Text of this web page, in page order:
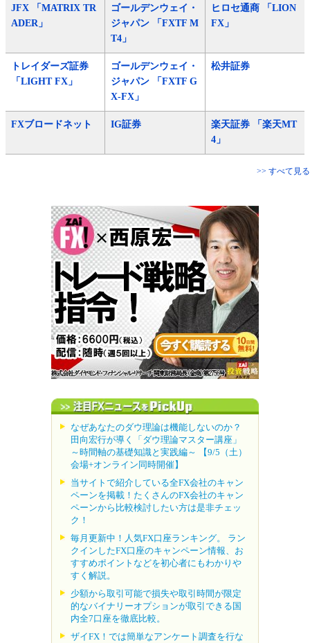
JFX 「MATRIX TR
ADER」
ゴールデンウェイ・
ジャパン 「FXTF M
T4」
ヒロセ通商 「LION
FX」
トレイダーズ証券
「LIGHT FX」
ゴールデンウェイ・
ジャパン 「FXTF G
X-FX」
松井証券
FXブロードネット IG証券
楽天証券 「楽天MT
4」
>> すべて見る
なぜあなたのダウ理論は機能しないのか？
田向宏行が導く「ダウ理論マスター講座」
～時間軸の基礎知識と実践編～ 【9/5（土）
会場+オンライン同時開催】
当サイトで紹介している全FX会社のキャン
ペーンを掲載！たくさんのFX会社のキャン
ペーンから比較検討したい方は是非チェッ
ク！
毎月更新中！人気FX口座ランキング。 ラン
クインしたFX口座のキャンペーン情報、お
すすめポイントなどを初心者にもわかりや
すく解説。
少額から取引可能で損失や取引時間が限定
的なバイナリーオプションが取引できる国
内全7口座を徹底比較。
ザイFX！では簡単なアンケート調査を行な